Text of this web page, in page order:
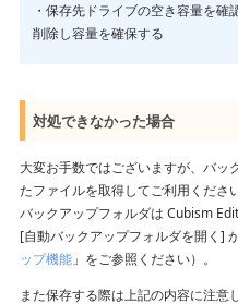
・保存先ドライブの空き容量を
削除し容量を確保する
対処できなかった場合
大変お手数ではございますが、バッ
たファイルを取得してご利用ください
バックアップフォルダは Cubism
[自動バックアップフォルダを開く]
ップ機能」をご参照ください）。
また保存する際は上記の内容に注意